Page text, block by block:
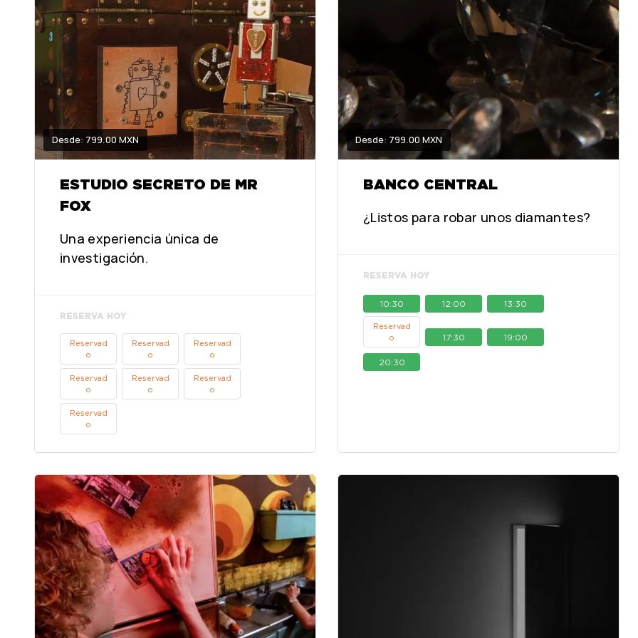
Desde: 799.00 MXN
ESTUDIO SECRETO DE MR
FOX
Una experiencia única de
investigación.
RESERVA HOY
Reservad
o
Reservad
o
Reservad
o
Reservad
o
Reservad
o
Reservad
o
Reservad
o
Desde: 799.00 MXN
BANCO CENTRAL
¿Listos para robar unos diamantes?
RESERVA HOY
10:30 12:00 13:30
Reservad
o
17:30 19:00
20:30